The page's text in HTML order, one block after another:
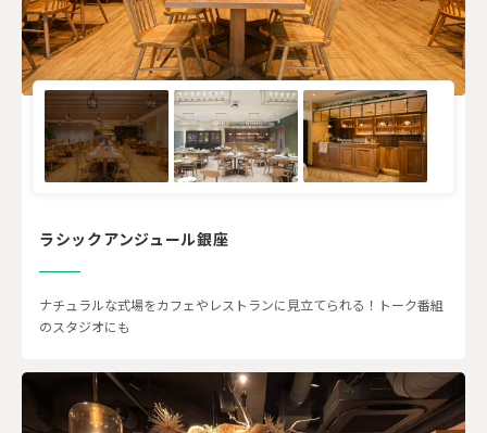
ラシックアンジュール銀座
ナチュラルな式場をカフェやレストランに見立てられる！トーク番組
のスタジオにも